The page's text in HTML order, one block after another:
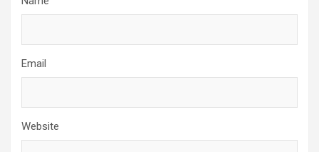
Email
Website